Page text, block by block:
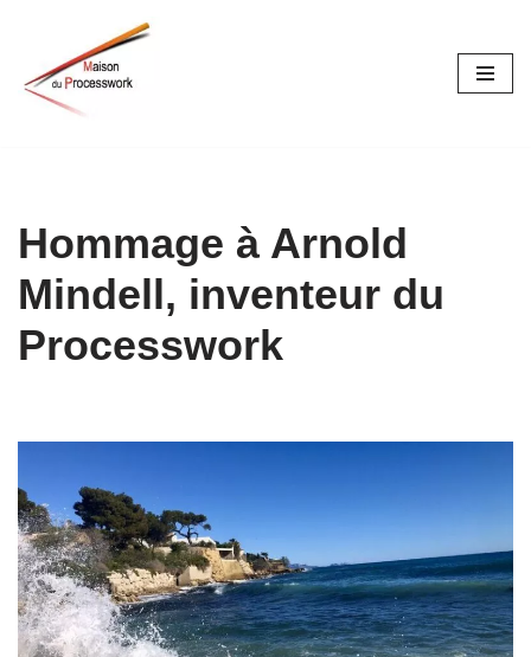
au
contenu
Hommage à Arnold
Mindell, inventeur du
Processwork